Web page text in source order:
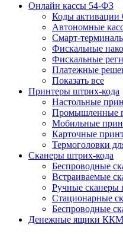
Онлайн кассы 54-ФЗ
Коды
Автономные
Смарт-
Фискальные
Фискальные
Платежные
Показать все
Принтеры штрих-кода
Настольные
Промышленные
Мобильные
Карточные
Термоголовки
Сканеры штрих-кода
Беспроводные
Встраиваемые
Ручные сканеры
Стационарные
Беспроводные
Денежные ящики ККМ